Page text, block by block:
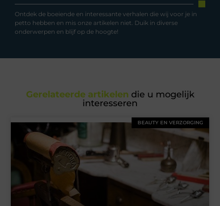
Ontdek de boeiende en interessante verhalen die wij voor je in
petto hebben en mis onze artikelen niet. Duik in diverse
onderwerpen en blijf op de hoogte!
Gerelateerde artikelen die u mogelijk
interesseren
BEAUTY EN VERZORGING